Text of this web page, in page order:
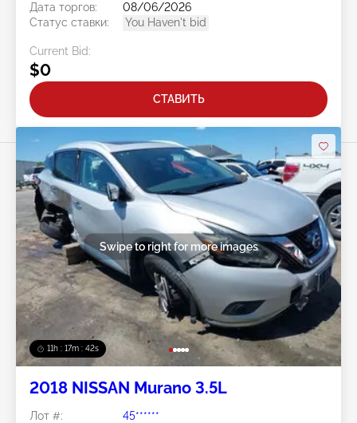
Дата торгов:
08/06/2026
Статус ставки:
You Haven't bid
Current Bid:
$0
СТАВИТЬ
11h : 17m : 40s
Swipe to right for more images
2018 NISSAN Murano 3.5L
Лот #:
45******